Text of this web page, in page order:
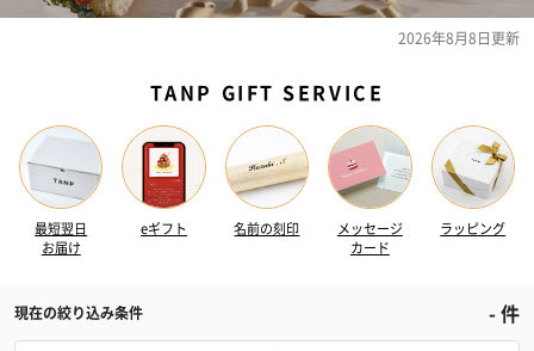
2026年8月8日更新
TANP GIFT SERVICE
最短翌日
お届け
eギフト 名前の刻印
メッセージ
カード
ラッピング
現在の絞り込み条件 -件